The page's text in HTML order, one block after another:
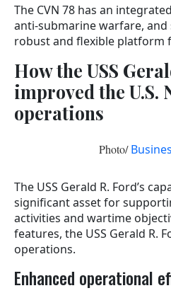
The CVN 78 has an
anti-submarine warfare,
robust and flexible platform
How the USS
improved the U.S.
operations
Photo/
The USS Gerald R. Ford’s
significant asset for
activities and wartime
features, the USS Gerald R.
operations.
Enhanced operational